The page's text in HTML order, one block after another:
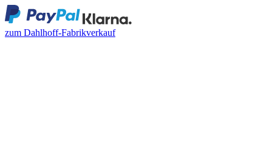
zum Dahlhoff-Fabrikverkauf